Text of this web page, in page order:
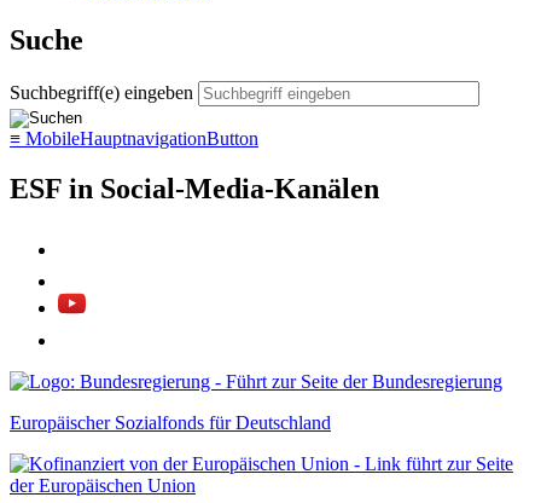
Suche
Suchbegriff(e) eingeben
≡ MobileHauptnavigationButton
ESF in Social-Media-Kanälen
Europäischer Sozialfonds für Deutschland